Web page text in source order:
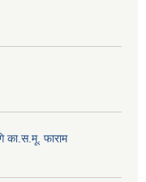
का.स.मू. फाराम